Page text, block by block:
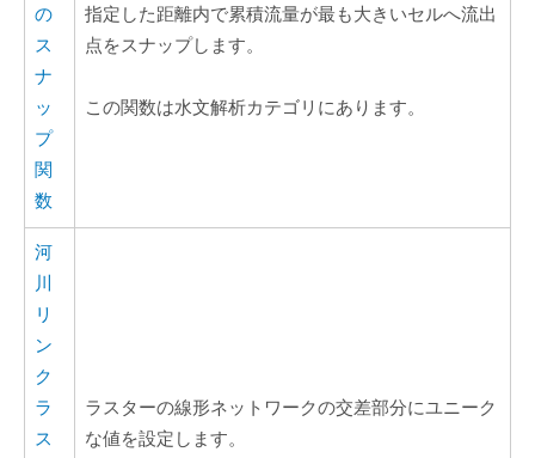
の
ス
ナ
ッ
プ
関
数
指定した距離内で累積流量が最も大きいセルへ流出
点をスナップします。
この関数は水文解析カテゴリにあります。
河
川
リ
ン
ク
ラ
ス
ラスターの線形ネットワークの交差部分にユニーク
な値を設定します。